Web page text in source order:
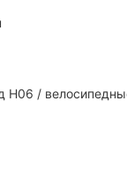
H06 /